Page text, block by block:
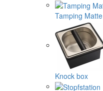
Tamping Matte
Knock box